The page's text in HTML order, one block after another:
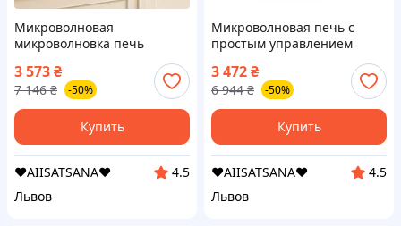
Микроволновая
микроволновка печь
Микроволновка с
программами для пиццы
QA-30
3 573₴
7 146 ₴ -50%
Купить
❤️AIISATSANA❤️
4.5
Львов
Микроволновая печь с
простым управлением
Rainberg RB-7151 20 л 1200
Вт, Домашние
микроволновки YI-26
3 472₴
6 944 ₴ -50%
Купить
❤️AIISATSANA❤️
4.5
Львов